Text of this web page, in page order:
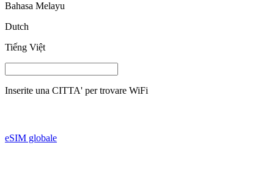
Bahasa Melayu
Dutch
Tiếng Việt
Inserite una CITTA' per trovare WiFi
eSIM globale